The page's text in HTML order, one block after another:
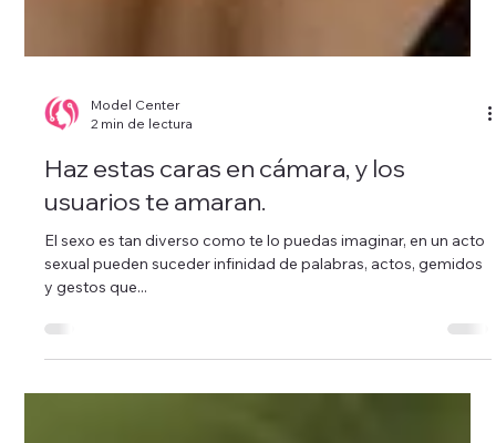
Model Center
2 min de lectura
Haz estas caras en cámara, y los
usuarios te amaran.
El sexo es tan diverso como te lo puedas imaginar, en un acto